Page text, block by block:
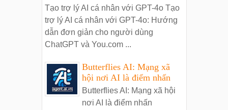
Tạo trợ lý AI cá nhân với GPT-4o Tạo
trợ lý AI cá nhân với GPT-4o: Hướng
dẫn đơn giản cho người dùng
ChatGPT và You.com ...
Butterflies AI: Mạng xã
hội nơi AI là điểm nhấn
Butterflies AI: Mạng xã hội
nơi AI là điểm nhấn